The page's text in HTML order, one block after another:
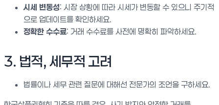
시세 변동성: 시장 상황에 따라 시세가 변동할 수 있으니 주기적
으로 업데이트를 확인하세요.
정확한 수수료: 거래 수수료를 사전에 명확히 파악하세요.
3. 법적, 세무적 고려
법률이나 세무 관련 질문에 대해선 전문가의 조언을 구하세요.